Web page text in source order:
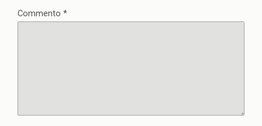
Commento *